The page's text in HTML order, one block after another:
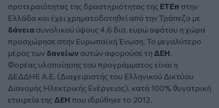
προτεραιότητας της δραστηριότητας της ΕΤΕπ στην
Ελλάδα και έχει χρηματοδοτηθεί από την Τράπεζα με
δάνεια συνολικού ύψους 4,6 δισ. ευρώ αφότου η χώρα
προσχώρησε στην Ευρωπαϊκή Ένωση. Το μεγαλύτερο
μέρος των δανείων αυτών αφορούσε τη ΔΕΗ.
Φορέας υλοποίησης του προγράμματος είναι η
ΔΕΔΔΗΕ Α.Ε. (Διαχειριστής του Ελληνικού Δικτύου
Διανομής Ηλεκτρικής Ενέργειας), κατά 100% θυγατρική
εταιρεία της ΔΕΗ που ιδρύθηκε το 2012.